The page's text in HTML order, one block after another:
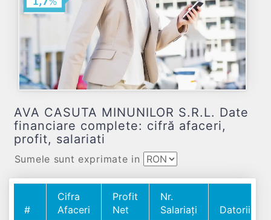
AVA CASUTA MINUNILOR S.R.L. Date
financiare complete: cifră afaceri,
profit, salariati
Sumele sunt exprimate in
#
Cifra
Afaceri
Profit
Net
Nr.
Salariați
Datorii